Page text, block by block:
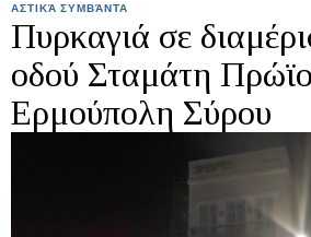
ΑΣΤΙΚΆ ΣΥΜΒΆΝΤΑ
Πυρκαγιά σε
οδού Σταμάτη
Ερμούπολη Σύρου